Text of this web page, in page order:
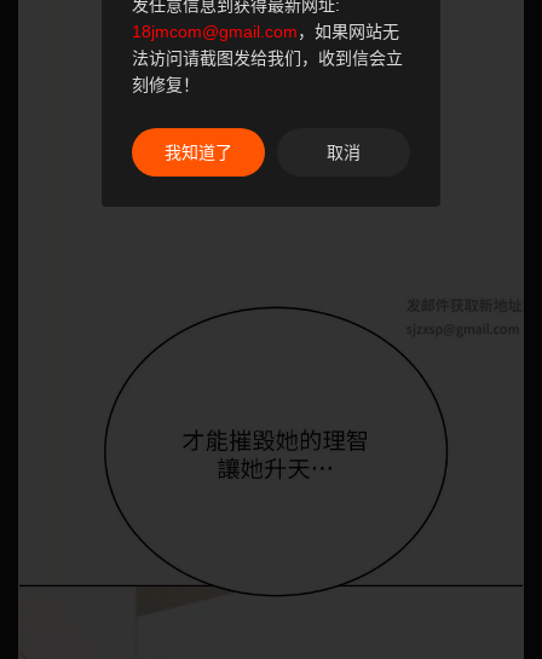
发任意信息到获得最新网址:
18jmcom@gmail.com，如果网站无
法访问请截图发给我们，收到信会立
刻修复！
我知道了 取消